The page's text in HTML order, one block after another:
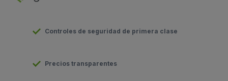
Controles de seguridad de primera clase
Precios transparentes